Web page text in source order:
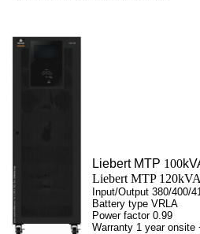
Liebert MTP 100
Liebert MTP 120kVA
Input/Output 380/400/
Battery type VRLA
Power factor 0.99
Warranty 1 year onsite